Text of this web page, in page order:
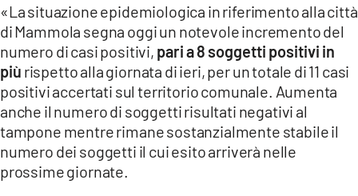
LaC
Network
LACPLAY.IT
LACTV.IT
LACONAIR.IT
LACITYMAG.IT
«La situazione epidemiologica in riferimento alla città
di Mammola segna oggi un notevole incremento del
numero di casi positivi, pari a 8 soggetti positivi in
più rispetto alla giornata di ieri, per un totale di 11 casi
positivi accertati sul territorio comunale. Aumenta
anche il numero di soggetti risultati negativi al
tampone mentre rimane sostanzialmente stabile il
numero dei soggetti il cui esito arriverà nelle
prossime giornate.